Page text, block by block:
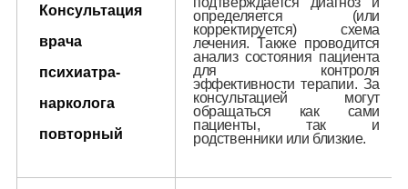
Консультация
врача
психиатра-
нарколога
повторный
определяется (или
корректируется) схема
лечения. Также проводится
анализ состояния пациента
для контроля
эффективности терапии. За
консультацией могут
обращаться как сами
пациенты, так и
родственники или близкие.